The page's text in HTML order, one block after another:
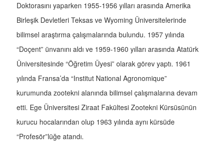
Doktorasını yaparken 1955-1956 yılları arasında Amerika
Birleşik Devletleri Teksas ve Wyoming Üniversitelerinde
bilimsel araştırma çalışmalarında bulundu. 1957 yılında
“Doçent” ünvanını aldı ve 1959-1960 yılları arasında Atatürk
Üniversitesinde “Öğretim Üyesi” olarak görev yaptı. 1961
yılında Fransa’da “Institut National Agronomique”
kurumunda zootekni alanında bilimsel çalışmalarına devam
etti. Ege Üniversitesi Ziraat Fakültesi Zootekni Kürsüsünün
kurucu hocalarından olup 1963 yılında aynı kürsüde
“Profesör”lüğe atandı.